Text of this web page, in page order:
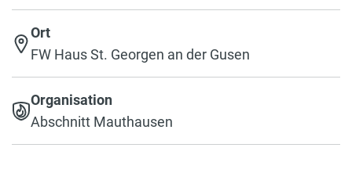
Ort
FW Haus St. Georgen an der Gusen
Organisation
Abschnitt Mauthausen